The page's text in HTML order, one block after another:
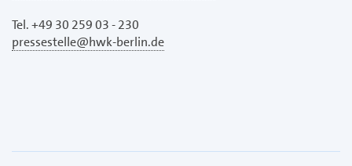
Tel. +49 30 259 03 - 230
pressestelle@hwk-berlin.de